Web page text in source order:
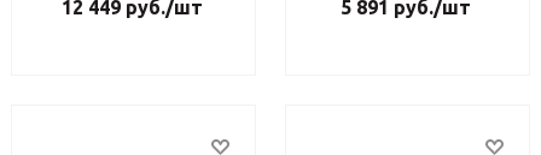
12 449руб./шт 5 891 руб./шт